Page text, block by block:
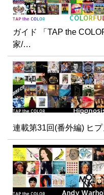
ガイド 「TAP the
家/…
連載第31回(番外編) ヒ